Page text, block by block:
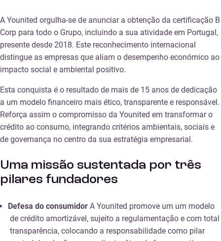
A Younited orgulha-se de anunciar a obtenção da certificação B
Corp para todo o Grupo, incluindo a sua atividade em Portugal,
presente desde 2018. Este reconhecimento internacional
distingue as empresas que aliam o desempenho económico ao
impacto social e ambiental positivo.
Esta conquista é o resultado de mais de 15 anos de dedicação
a um modelo financeiro mais ético, transparente e responsável.
Reforça assim o compromisso da Younited em transformar o
crédito ao consumo, integrando critérios ambientais, sociais e
de governança no centro da sua estratégia empresarial.
Uma missão sustentada por três
pilares fundadores
Defesa do consumidor A Younited promove um um modelo
de crédito amortizável, sujeito a regulamentação e com total
transparência, colocando a responsabilidade como pilar